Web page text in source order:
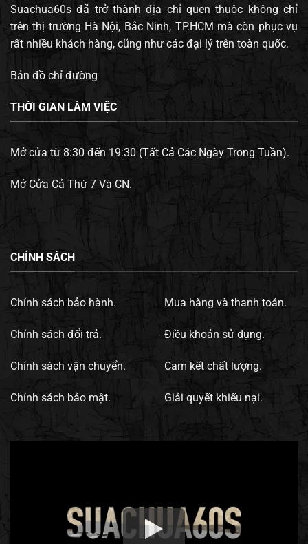
Suachua60s đã trở thành địa chỉ quen thuộc không chỉ
trên thị trường Hà Nội, Bắc Ninh, TP.HCM mà còn phục vụ
rất nhiều khách hàng, cũng như các đại lý trên toàn quốc.
Bản đồ chỉ đường
THỜI GIAN LÀM VIỆC
Mở cửa từ 8:30 đến 19:30 (Tất Cả Các Ngày Trong Tuần).
Mở Cửa Cả Thứ 7 Và CN.
CHÍNH SÁCH
Chính sách bảo hành.
Chính sách đổi trả.
Chính sách vận chuyển.
Chính sách bảo mật.
Mua hàng và thanh toán.
Điều khoản sử dụng.
Cam kết chất lượng.
Giải quyết khiếu nại.